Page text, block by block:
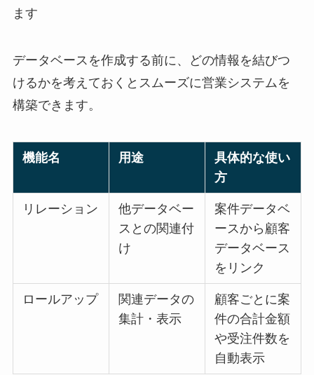
ます
データベースを作成する前に、どの情報を結びつ
けるかを考えておくとスムーズに営業システムを
構築できます。
機能名 用途
具体的な使い
方
リレーション
他データベー
スとの関連付
け
案件データベ
ースから顧客
データベース
をリンク
ロールアップ
関連データの
集計・表示
顧客ごとに案
件の合計金額
や受注件数を
自動表示